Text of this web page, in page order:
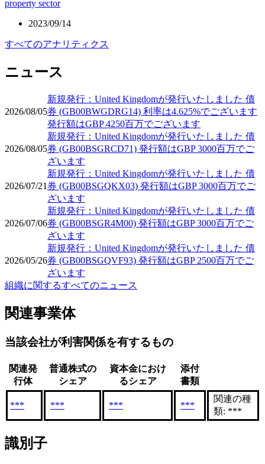
property sector
2023/09/14
すべてのアナリティクス
ニュース
2026/08/05
新規発行：United Kingdomが発行いたしました 債
券 (GB00BWGDRG14) 利率は4.625%でございます
発行額はGBP 4250百万でございます
2026/08/05
新規発行：United Kingdomが発行いたしました 債
券 (GB00BSGRCD71) 発行額はGBP 3000百万でご
ざいます
2026/07/21
新規発行：United Kingdomが発行いたしました 債
券 (GB00BSGQKX03) 発行額はGBP 3000百万でご
ざいます
2026/07/06
新規発行：United Kingdomが発行いたしました 債
券 (GB00BSGR4M00) 発行額はGBP 3000百万でご
ざいます
2026/05/26
新規発行：United Kingdomが発行いたしました 債
券 (GB00BSGQVF93) 発行額はGBP 2500百万でご
ざいます
組織に関するすべてのニュース
関連事業体
当該会社が利害関係を有するもの
関連発
行体
普通株式の
シェア
資本金におけ
るシェア
添付
書類
*** *** *** ***
関連の種
類: ***
識別子